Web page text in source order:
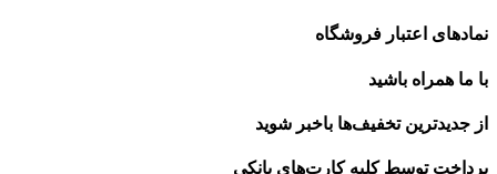
نمادهای اعتبار فروشگاه
با ما همراه باشید
از جدیدترین تخفیف‌ها باخبر شوید
پرداخت توسط کلیه کارت‌های بانکی